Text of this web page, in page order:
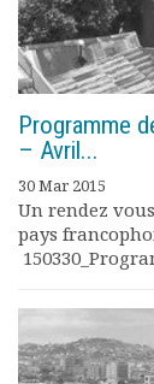
Programme
– Avril...
30 Mar 2015
Un rendez
pays